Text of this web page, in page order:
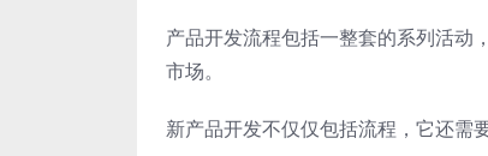
产品开发流程包括一整套的系列活动
市场。
新产品开发不仅仅包括流程，它还需